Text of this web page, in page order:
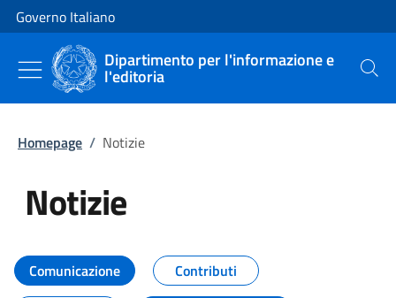
Vai al contenuto
Vai alla navigazione del sito
Governo Italiano
Dipartimento per l'informazione e
l'editoria Cerca
Homepage / Notizie
Notizie
Tutti i contenuti della pagina
Comunicazione
Contributi